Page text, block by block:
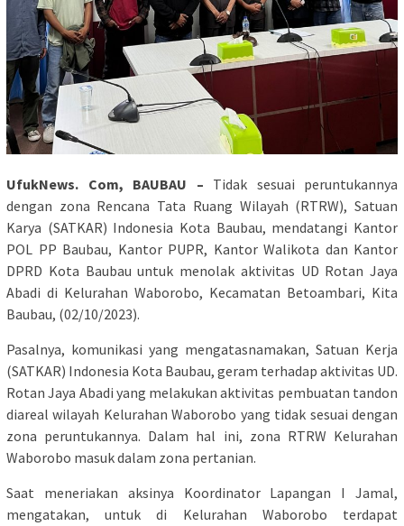
UfukNews. Com, BAUBAU – Tidak sesuai peruntukannya
dengan zona Rencana Tata Ruang Wilayah (RTRW), Satuan
Karya (SATKAR) Indonesia Kota Baubau, mendatangi Kantor
POL PP Baubau, Kantor PUPR, Kantor Walikota dan Kantor
DPRD Kota Baubau untuk menolak aktivitas UD Rotan Jaya
Abadi di Kelurahan Waborobo, Kecamatan Betoambari, Kita
Baubau, (02/10/2023).
Pasalnya, komunikasi yang mengatasnamakan, Satuan Kerja
(SATKAR) Indonesia Kota Baubau, geram terhadap aktivitas UD.
Rotan Jaya Abadi yang melakukan aktivitas pembuatan tandon
diareal wilayah Kelurahan Waborobo yang tidak sesuai dengan
zona peruntukannya. Dalam hal ini, zona RTRW Kelurahan
Waborobo masuk dalam zona pertanian.
Saat meneriakan aksinya Koordinator Lapangan I Jamal,
mengatakan, untuk di Kelurahan Waborobo terdapat